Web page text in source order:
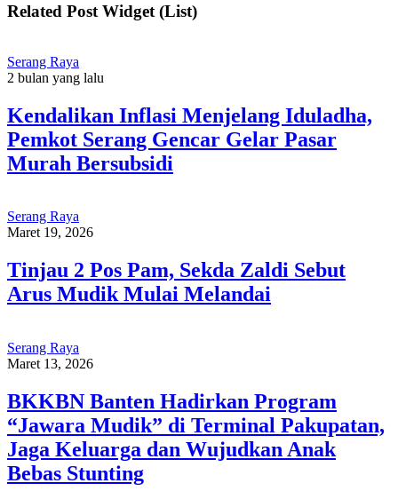
Related Post Widget (List)
Serang Raya
2 bulan yang lalu
Kendalikan Inflasi Menjelang Iduladha,
Pemkot Serang Gencar Gelar Pasar
Murah Bersubsidi
Serang Raya
Maret 19, 2026
Tinjau 2 Pos Pam, Sekda Zaldi Sebut
Arus Mudik Mulai Melandai
Serang Raya
Maret 13, 2026
BKKBN Banten Hadirkan Program
“Jawara Mudik” di Terminal Pakupatan,
Jaga Keluarga dan Wujudkan Anak
Bebas Stunting